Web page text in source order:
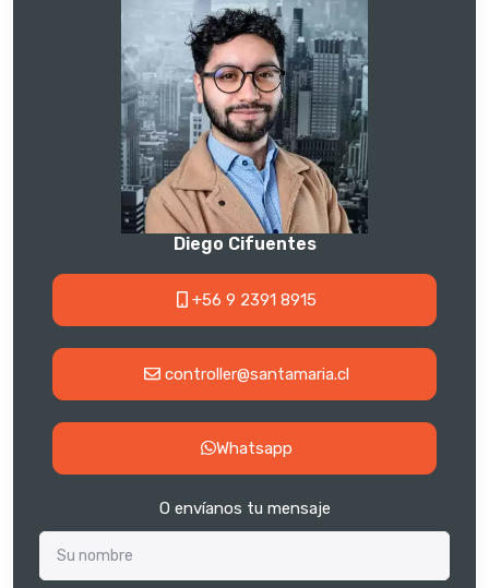
Diego Cifuentes
+56 9 2391 8915
controller@santamaria.cl
Whatsapp
O envíanos tu mensaje